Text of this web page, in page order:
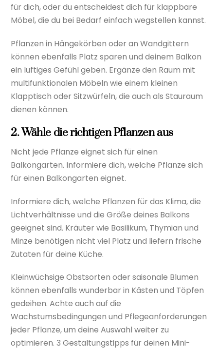
für dich, oder du entscheidest dich für klappbare
Möbel, die du bei Bedarf einfach wegstellen kannst.
Pflanzen in Hängekörben oder an Wandgittern
können ebenfalls Platz sparen und deinem Balkon
ein luftiges Gefühl geben. Ergänze den Raum mit
multifunktionalen Möbeln wie einem kleinen
Klapptisch oder Sitzwürfeln, die auch als Stauraum
dienen können.
2. Wähle die richtigen Pflanzen aus
Nicht jede Pflanze eignet sich für einen
Balkongarten. Informiere dich, welche Pflanze sich
für einen Balkongarten eignet.
Informiere dich, welche Pflanzen für das Klima, die
Lichtverhältnisse und die Größe deines Balkons
geeignet sind. Kräuter wie Basilikum, Thymian und
Minze benötigen nicht viel Platz und liefern frische
Zutaten für deine Küche.
Kleinwüchsige Obstsorten oder saisonale Blumen
können ebenfalls wunderbar in Kästen und Töpfen
gedeihen. Achte auch auf die
Wachstumsbedingungen und Pflegeanforderungen
jeder Pflanze, um deine Auswahl weiter zu
optimieren. 3 Gestaltungstipps für deinen Mini-